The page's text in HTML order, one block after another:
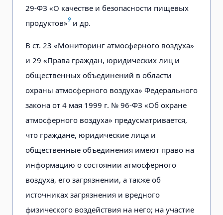
29-ФЗ «О качестве и безопасности пищевых
продуктов»9 и др.
В ст. 23 «Мониторинг атмосферного воздуха»
и 29 «Права граждан, юридических лиц и
общественных объединений в области
охраны атмосферного воздуха» Федерального
закона от 4 мая 1999 г. № 96-ФЗ «Об охране
атмосферного воздуха» предусматривается,
что граждане, юридические лица и
общественные объединения имеют право на
информацию о состоянии атмосферного
воздуха, его загрязнении, а также об
источниках загрязнения и вредного
физического воздействия на него; на участие